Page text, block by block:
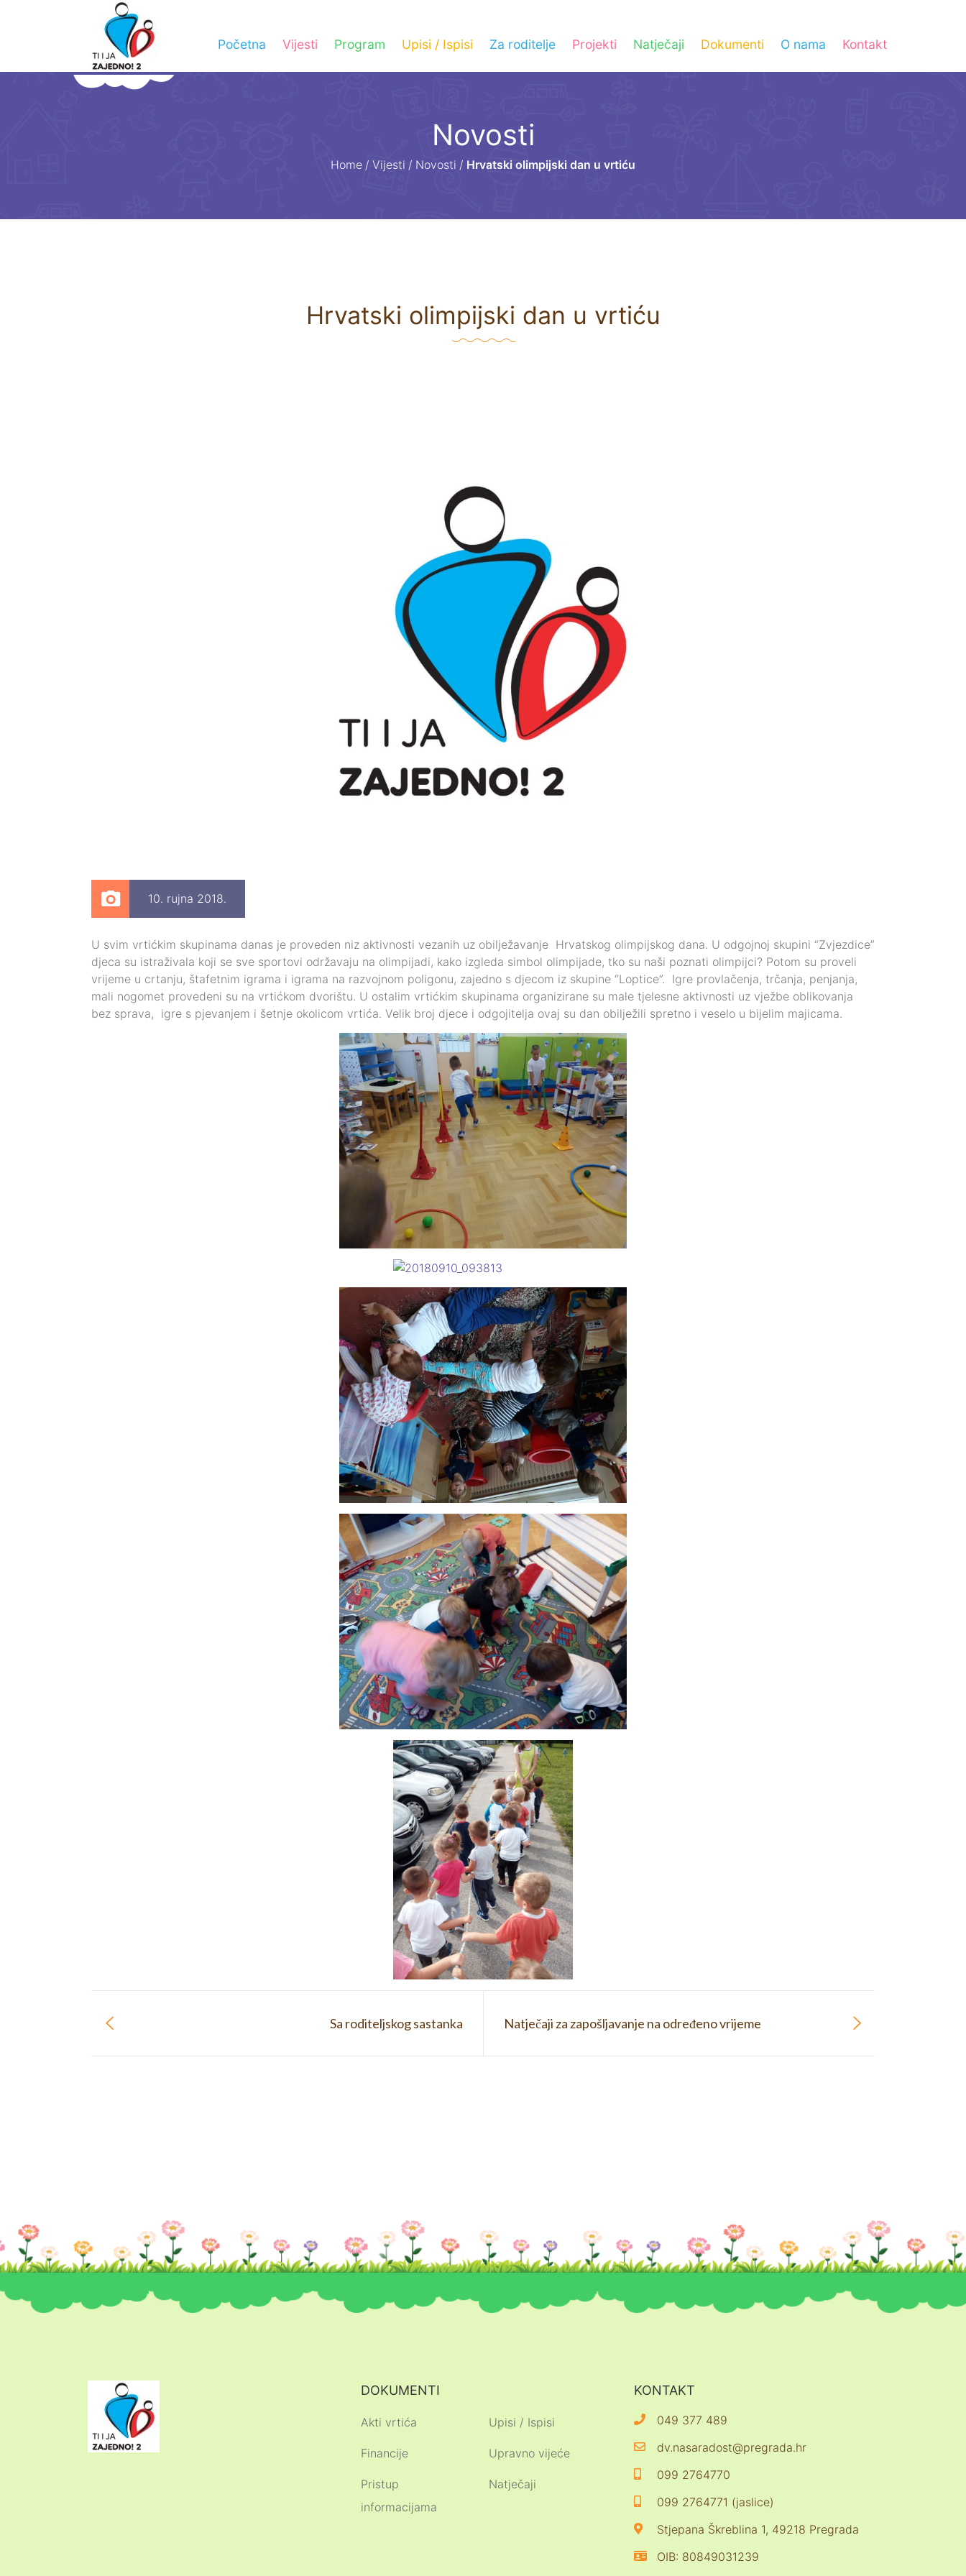
Početna Vijesti Program Upisi / Ispisi Za roditelje Projekti Natječaji Dokumenti O nama Kontakt
Novosti
Home / Vijesti / Novosti / Hrvatski olimpijski dan u vrtiću
Hrvatski olimpijski dan u vrtiću
10. rujna 2018.
U svim vrtićkim skupinama danas je proveden niz aktivnosti vezanih uz obilježavanje Hrvatskog olimpijskog dana. U odgojnoj skupini “Zvjezdice”
djeca su istraživala koji se sve sportovi održavaju na olimpijadi, kako izgleda simbol olimpijade, tko su naši poznati olimpijci? Potom su proveli
vrijeme u crtanju, štafetnim igrama i igrama na razvojnom poligonu, zajedno s djecom iz skupine “Loptice”. Igre provlačenja, trčanja, penjanja,
mali nogomet provedeni su na vrtićkom dvorištu. U ostalim vrtićkim skupinama organizirane su male tjelesne aktivnosti uz vježbe oblikovanja
bez sprava, igre s pjevanjem i šetnje okolicom vrtića. Velik broj djece i odgojitelja ovaj su dan obilježili spretno i veselo u bijelim majicama.
Natječaji za zapošljavanje na određeno vrijeme
Sa roditeljskog sastanka
DOKUMENTI
Akti vrtića
Financije
Pristup
informacijama
Upisi / Ispisi
Upravno vijeće
Natječaji
KONTAKT
049 377 489
dv.nasaradost@pregrada.hr
099 2764770
099 2764771 (jaslice)
Stjepana Škreblina 1, 49218 Pregrada
OIB: 80849031239